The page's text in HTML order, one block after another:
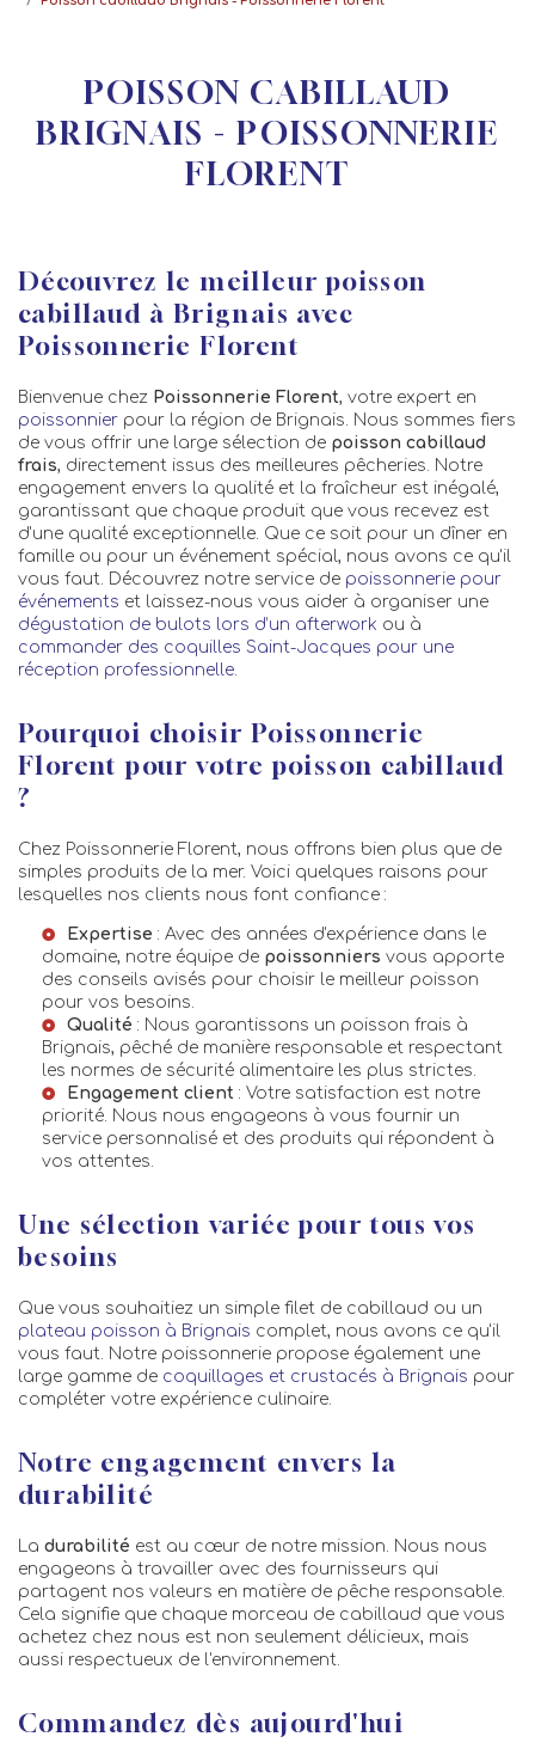
POISSON CABILLAUD
BRIGNAIS - POISSONNERIE
FLORENT
Découvrez le meilleur poisson
cabillaud à Brignais avec
Poissonnerie Florent
Bienvenue chez Poissonnerie Florent, votre expert en
poissonnier pour la région de Brignais. Nous sommes fiers
de vous offrir une large sélection de poisson cabillaud
frais, directement issus des meilleures pêcheries. Notre
engagement envers la qualité et la fraîcheur est inégalé,
garantissant que chaque produit que vous recevez est
d'une qualité exceptionnelle. Que ce soit pour un dîner en
famille ou pour un événement spécial, nous avons ce qu'il
vous faut. Découvrez notre service de poissonnerie pour
événements et laissez-nous vous aider à organiser une
dégustation de bulots lors d’un afterwork ou à
commander des coquilles Saint-Jacques pour une
réception professionnelle.
Pourquoi choisir Poissonnerie
Florent pour votre poisson cabillaud
?
Chez Poissonnerie Florent, nous offrons bien plus que de
simples produits de la mer. Voici quelques raisons pour
lesquelles nos clients nous font confiance :
Expertise : Avec des années d'expérience dans le
domaine, notre équipe de poissonniers vous apporte
des conseils avisés pour choisir le meilleur poisson
pour vos besoins.
Qualité : Nous garantissons un poisson frais à
Brignais, pêché de manière responsable et respectant
les normes de sécurité alimentaire les plus strictes.
Engagement client : Votre satisfaction est notre
priorité. Nous nous engageons à vous fournir un
service personnalisé et des produits qui répondent à
vos attentes.
Une sélection variée pour tous vos
besoins
Que vous souhaitiez un simple filet de cabillaud ou un
plateau poisson à Brignais complet, nous avons ce qu'il
vous faut. Notre poissonnerie propose également une
large gamme de coquillages et crustacés à Brignais pour
compléter votre expérience culinaire.
Notre engagement envers la
durabilité
La durabilité est au cœur de notre mission. Nous nous
engageons à travailler avec des fournisseurs qui
partagent nos valeurs en matière de pêche responsable.
Cela signifie que chaque morceau de cabillaud que vous
achetez chez nous est non seulement délicieux, mais
aussi respectueux de l'environnement.
Commandez dès aujourd'hui